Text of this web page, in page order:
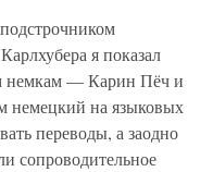
я показал
немкам — Карин Пёч и
немецкий на языковых
переводы, а заодно
сопроводительное